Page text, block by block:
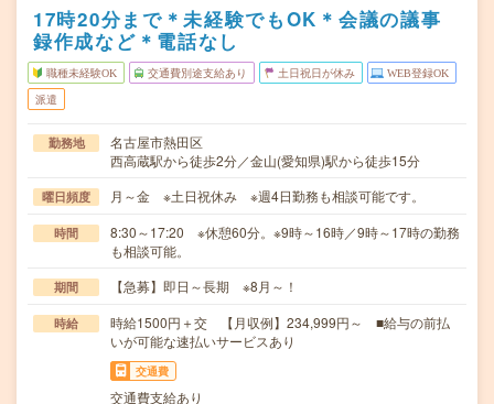
17時20分まで＊未経験でもOK＊会議の議事
録作成など＊電話なし
職種未経験OK 交通費別途支給あり 土日祝日が休み WEB登録OK
派遣
勤務地
名古屋市熱田区
西高蔵駅から徒歩2分／金山(愛知県)駅から徒歩15分
曜日頻度 月～金 ※土日祝休み ※週4日勤務も相談可能です。
時間
8:30～17:20 ※休憩60分。※9時～16時／9時～17時の勤務
も相談可能。
期間 【急募】即日～長期 ※8月～！
時給
時給1500円＋交 【月収例】234,999円～ ■給与の前払
いが可能な速払いサービスあり
交通費
交通費支給あり